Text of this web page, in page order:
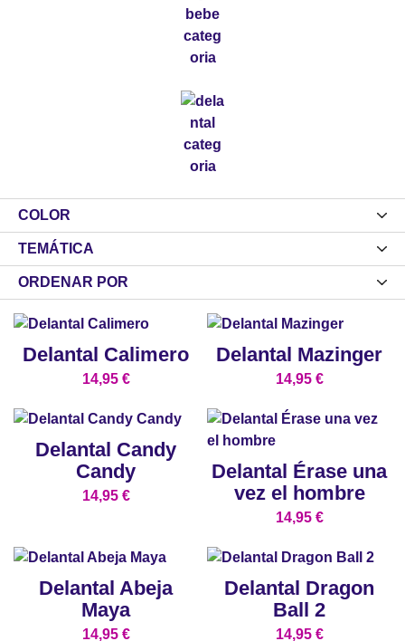
COLOR
TEMÁTICA
ORDENAR POR
Delantal Calimero
14,95 €
Delantal Mazinger
14,95 €
Delantal Candy
Candy
14,95 €
Delantal Érase una
vez el hombre
14,95 €
Delantal Abeja
Maya
14,95 €
Delantal Dragon
Ball 2
14,95 €